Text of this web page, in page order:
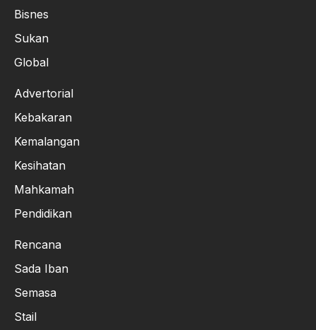
Bisnes
Sukan
Global
Advertorial
Kebakaran
Kemalangan
Kesihatan
Mahkamah
Pendidikan
Rencana
Sada Iban
Semasa
Stail